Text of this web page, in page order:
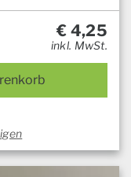
€ 4,25
inkl. MwSt.